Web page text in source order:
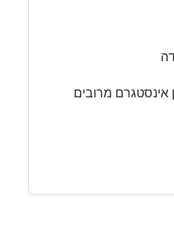
אינסטגרם מרובים